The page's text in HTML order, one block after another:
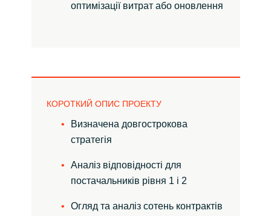
Slovenia
Spain
Sri Lanka
Switzerland
оптимізації витрат або оновлення
КОРОТКИЙ ОПИС ПРОЕКТУ
Визначена довгострокова
стратегія
Аналіз відповідності для
постачальників рівня 1 і 2
Огляд та аналіз сотень контрактів